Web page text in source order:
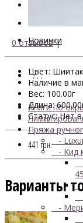
Новинки
. . .
Книги по
Пряжа
-
- Кид
↘
↘
-
0 отзывов|
Цвет:
Наличие в
Вес: 100.00г
Длина:
Статус: Нет
441 грн.
Варианты